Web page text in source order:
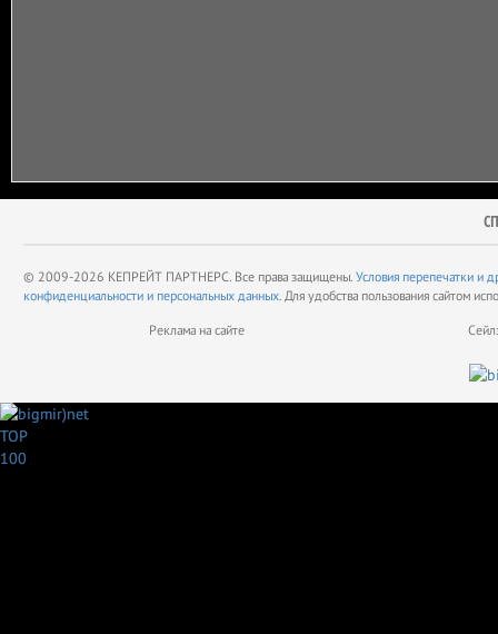
© 2009-2026 КЕПРЕЙТ ПАРТНЕРС. Все права защищены. Условия перепечатки и
конфиденциальности и персональных данных. Для удобства пользования сайтом
Реклама на сайте